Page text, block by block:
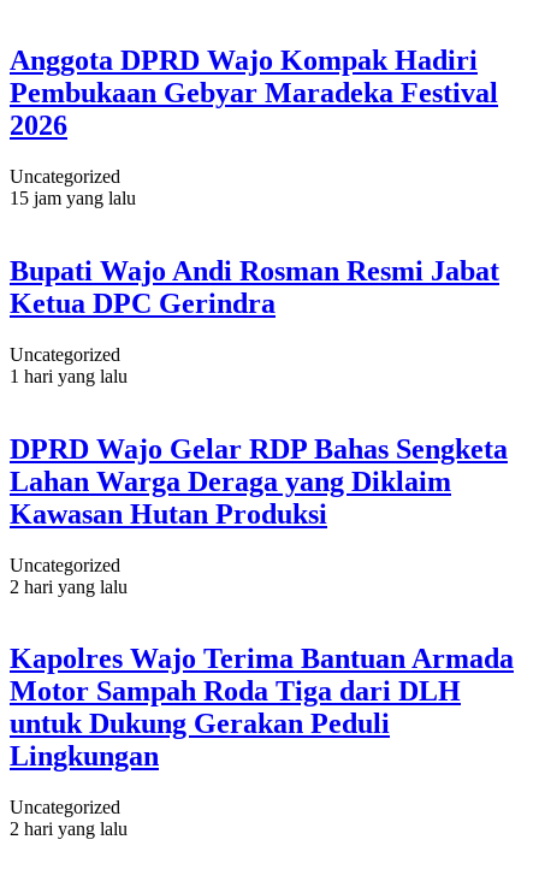
Anggota DPRD Wajo Kompak Hadiri
Pembukaan Gebyar Maradeka Festival
2026
Uncategorized
15 jam yang lalu
Bupati Wajo Andi Rosman Resmi Jabat
Ketua DPC Gerindra
Uncategorized
1 hari yang lalu
DPRD Wajo Gelar RDP Bahas Sengketa
Lahan Warga Deraga yang Diklaim
Kawasan Hutan Produksi
Uncategorized
2 hari yang lalu
Kapolres Wajo Terima Bantuan Armada
Motor Sampah Roda Tiga dari DLH
untuk Dukung Gerakan Peduli
Lingkungan
Uncategorized
2 hari yang lalu